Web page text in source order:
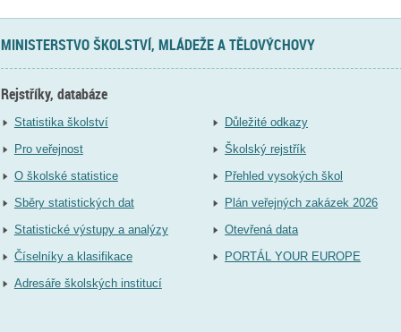
MINISTERSTVO ŠKOLSTVÍ, MLÁDEŽE A TĚLOVÝCHOVY
Rejstříky, databáze
Statistika školství
Pro veřejnost
O školské statistice
Sběry statistických dat
Statistické výstupy a analýzy
Číselníky a klasifikace
Adresáře školských institucí
Důležité odkazy
Školský rejstřík
Přehled vysokých škol
Plán veřejných zakázek 2026
Otevřená data
PORTÁL YOUR EUROPE